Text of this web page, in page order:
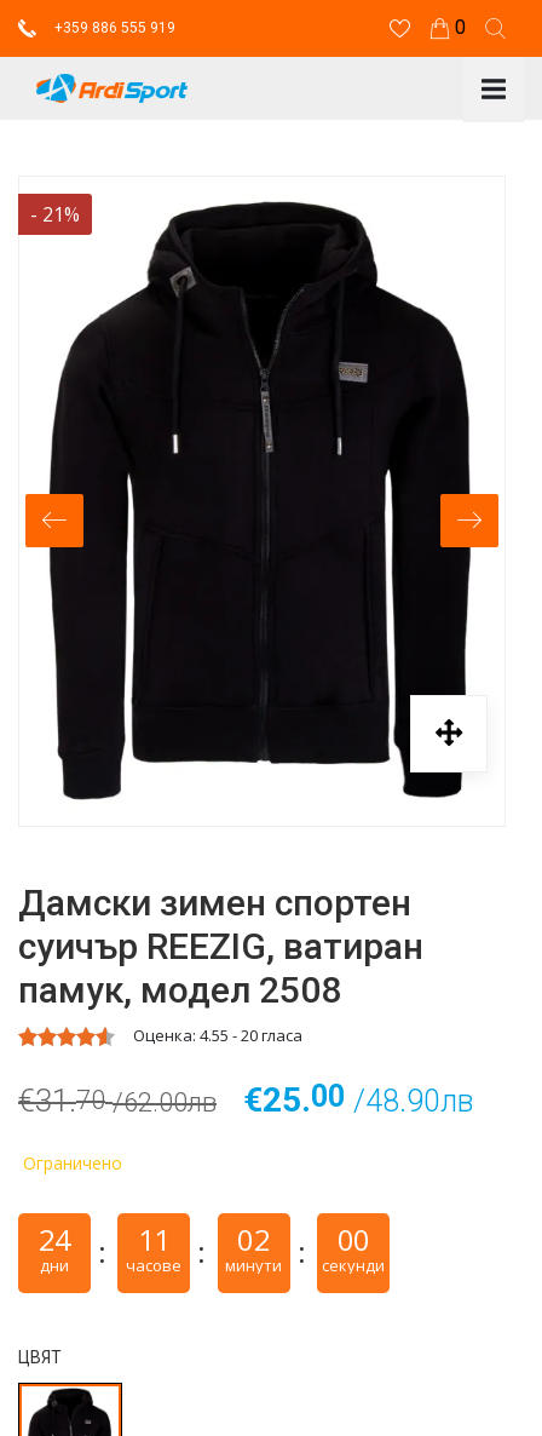
+359 886 555 919 0
- 21%
Дамски зимен спортен
суичър REEZIG, ватиран
памук, модел 2508
Оценка: 4.55 -20гласа
€31.70 /62.00лв €25.00 /48.90лв
Ограничено
24
дни
11
часове
01
минути
59
секунди
ЦВЯТ